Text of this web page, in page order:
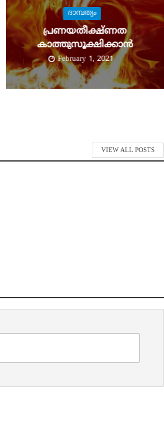
ദാമ്പത്യം
പ്രണയതീക്ഷ്ണത
കാത്തുസൂക്ഷിക്കാന്‍
February 1, 2021
VIEW ALL POSTS